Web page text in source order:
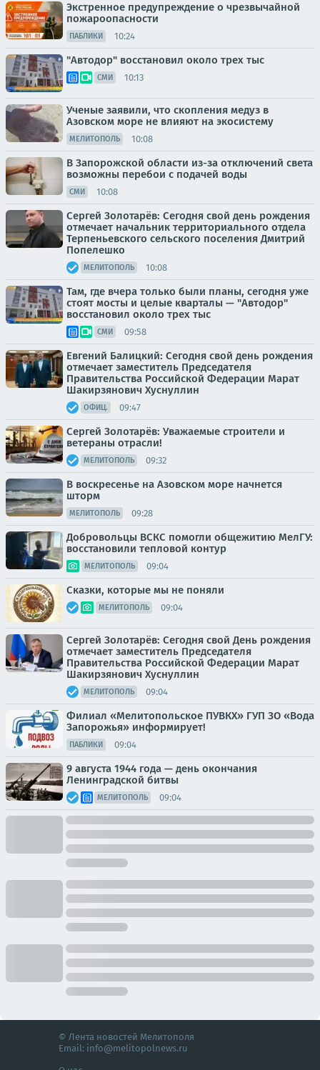
Экстренное предупреждение о чрезвычайной
пожароопасности
ПАБЛИКИ 10:24
"Автодор" восстановил около трех тыс
СМИ 10:13
Ученые заявили, что скопления медуз в
Азовском море не влияют на экосистему
МЕЛИТОПОЛЬ 10:08
В Запорожской области из-за отключений света
возможны перебои с подачей воды
СМИ 10:08
Сергей Золотарёв: Сегодня свой день рождения
отмечает начальник территориального отдела
Терпеньевского сельского поселения Дмитрий
Попелешко
МЕЛИТОПОЛЬ 10:08
Там, где вчера только были планы, сегодня уже
стоят мосты и целые кварталы — "Автодор"
восстановил около трех тыс
СМИ 09:58
Евгений Балицкий: Сегодня свой день рождения
отмечает заместитель Председателя
Правительства Российской Федерации Марат
Шакирзянович Хуснуллин
ОФИЦ. 09:47
Сергей Золотарёв: Уважаемые строители и
ветераны отрасли!
МЕЛИТОПОЛЬ 09:32
В воскресенье на Азовском море начнется
шторм
МЕЛИТОПОЛЬ 09:28
Добровольцы ВСКС помогли общежитию МелГУ:
восстановили тепловой контур
МЕЛИТОПОЛЬ 09:04
Сказки, которые мы не поняли
МЕЛИТОПОЛЬ 09:04
Сергей Золотарёв: Сегодня свой День рождения
отмечает заместитель Председателя
Правительства Российской Федерации Марат
Шакирзянович Хуснуллин
МЕЛИТОПОЛЬ 09:04
Филиал «Мелитопольское ПУВКХ» ГУП ЗО «Вода
Запорожья» информирует!
ПАБЛИКИ 09:04
9 августа 1944 года — день окончания
Ленинградской битвы
МЕЛИТОПОЛЬ 09:04
© Лента новостей Мелитополя
Email: info@melitopolnews.ru